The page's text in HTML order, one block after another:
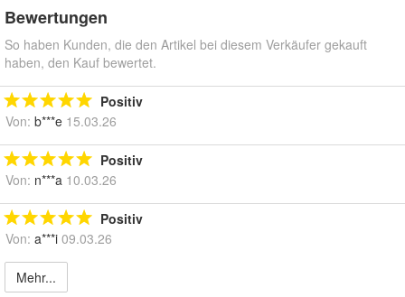
Bewertungen
So haben Kunden, die den Artikel bei diesem Verkäufer gekauft
haben, den Kauf bewertet.
Positiv
Von: b***e 15.03.26
Positiv
Von: n***a 10.03.26
Positiv
Von: a***i 09.03.26
Mehr...